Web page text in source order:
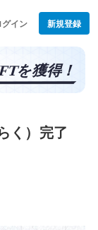
グイン 新規登録
く）完了